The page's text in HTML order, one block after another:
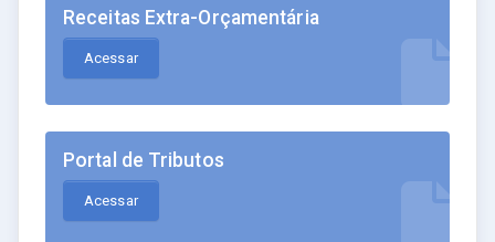
Receitas Extra-Orçamentária
Acessar
Portal de Tributos
Acessar